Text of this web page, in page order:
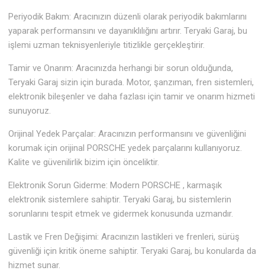
Periyodik Bakım: Aracınızın düzenli olarak periyodik bakımlarını
yaparak performansını ve dayanıklılığını artırır. Teryaki Garaj, bu
işlemi uzman teknisyenleriyle titizlikle gerçekleştirir.
Tamir ve Onarım: Aracınızda herhangi bir sorun olduğunda,
Teryaki Garaj sizin için burada. Motor, şanzıman, fren sistemleri,
elektronik bileşenler ve daha fazlası için tamir ve onarım hizmeti
sunuyoruz.
Orijinal Yedek Parçalar: Aracınızın performansını ve güvenliğini
korumak için orijinal PORSCHE yedek parçalarını kullanıyoruz.
Kalite ve güvenilirlik bizim için önceliktir.
Elektronik Sorun Giderme: Modern PORSCHE , karmaşık
elektronik sistemlere sahiptir. Teryaki Garaj, bu sistemlerin
sorunlarını tespit etmek ve gidermek konusunda uzmandır.
Lastik ve Fren Değişimi: Aracınızın lastikleri ve frenleri, sürüş
güvenliği için kritik öneme sahiptir. Teryaki Garaj, bu konularda da
hizmet sunar.